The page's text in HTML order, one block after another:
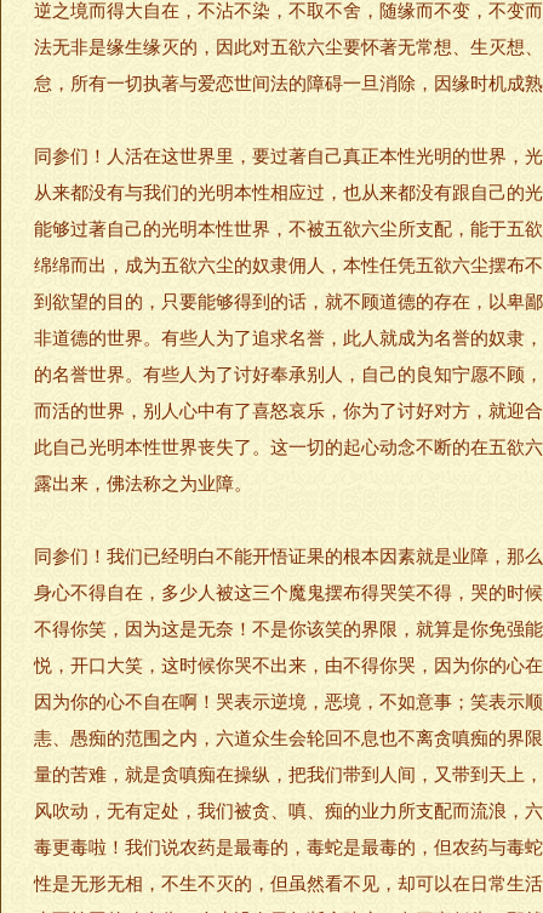
逆之境而得大自在，不沾不染，不取不舍，随缘而不变，不变
法无非是缘生缘灭的，因此对五欲六尘要怀著无常想、生灭想
怠，所有一切执著与爱恋世间法的障碍一旦消除，因缘时机成
同参们！人活在这世界里，要过著自己真正本性光明的世界，
从来都没有与我们的光明本性相应过，也从来都没有跟自己的
能够过著自己的光明本性世界，不被五欲六尘所支配，能于五
绵绵而出，成为五欲六尘的奴隶佣人，本性任凭五欲六尘摆布
到欲望的目的，只要能够得到的话，就不顾道德的存在，以卑
非道德的世界。有些人为了追求名誉，此人就成为名誉的奴隶
的名誉世界。有些人为了讨好奉承别人，自己的良知宁愿不顾
而活的世界，别人心中有了喜怒哀乐，你为了讨好对方，就迎
此自己光明本性世界丧失了。这一切的起心动念不断的在五欲
露出来，佛法称之为业障。
同参们！我们已经明白不能开悟证果的根本因素就是业障，那
身心不得自在，多少人被这三个魔鬼摆布得哭笑不得，哭的时
不得你笑，因为这是无奈！不是你该笑的界限，就算是你免强
悦，开口大笑，这时候你哭不出来，由不得你哭，因为你的心
因为你的心不自在啊！哭表示逆境，恶境，不如意事；笑表示
恚、愚痴的范围之内，六道众生会轮回不息也不离贪嗔痴的界
量的苦难，就是贪嗔痴在操纵，把我们带到人间，又带到天上
风吹动，无有定处，我们被贪、嗔、痴的业力所支配而流浪，
毒更毒啦！我们说农药是最毒的，毒蛇是最毒的，但农药与毒
性是无形无相，不生不灭的，但虽然看不见，却可以在日常生